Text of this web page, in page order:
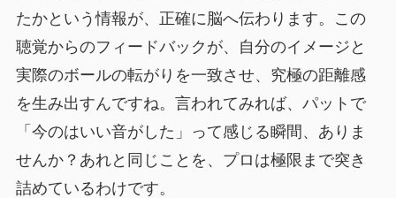
たかという情報が、正確に脳へ伝わります。この
聴覚からのフィードバックが、自分のイメージと
実際のボールの転がりを一致させ、究極の距離感
を生み出すんですね。言われてみれば、パットで
「今のはいい音がした」って感じる瞬間、ありま
せんか？あれと同じことを、プロは極限まで突き
詰めているわけです。